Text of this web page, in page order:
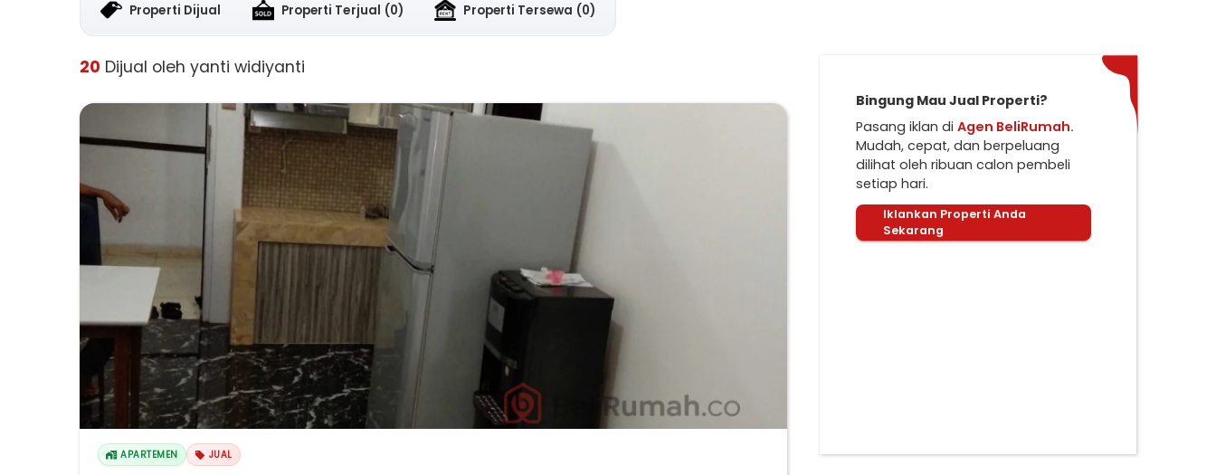
Properti Dijual Properti Terjual (0) Properti Tersewa (0)
20 Dijual oleh yanti widiyanti
APARTEMEN JUAL
Bingung Mau Jual Properti?
Pasang iklan di Agen BeliRumah.
Mudah, cepat, dan berpeluang
dilihat oleh ribuan calon pembeli
setiap hari.
Iklankan Properti Anda
Sekarang